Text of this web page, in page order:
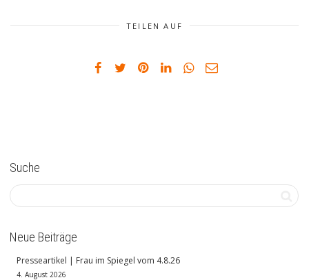
TEILEN AUF
Suche
Neue Beiträge
Presseartikel | Frau im Spiegel vom 4.8.26
4. August 2026